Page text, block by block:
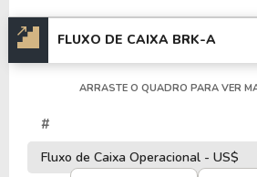
FLUXO DE CAIXA BRK-A
ARRASTE O QUADRO PARA VER
#
Fluxo de Caixa Operacional - US$